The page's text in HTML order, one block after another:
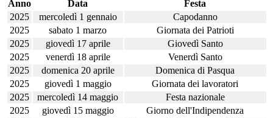
Anno Data
Festa
2025
mercoledì 1 gennaio
Capodanno
2025
sabato 1 marzo
Giornata dei Patrioti
2025
giovedì 17 aprile
Giovedì Santo
2025
venerdì 18 aprile
Venerdì Santo
2025
domenica 20 aprile
Domenica di Pasqua
2025
giovedì 1 maggio
Giornata dei lavoratori
2025
mercoledì 14 maggio
Festa nazionale
2025
giovedì 15 maggio
Giorno dell'Indipendenza